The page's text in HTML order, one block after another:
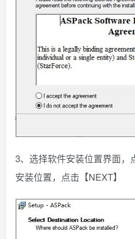
3、选择软件安装位置界面，
安装位置，点击【NEXT】